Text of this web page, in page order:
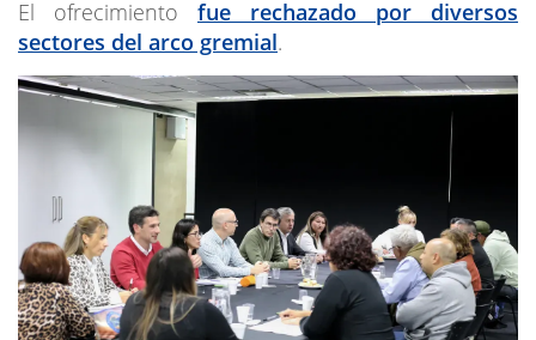
El ofrecimiento fue rechazado por diversos
sectores del arco gremial.